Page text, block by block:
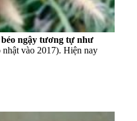
ngậy tương tự như
vào 2017). Hiện nay